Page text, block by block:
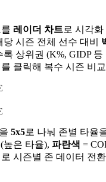
레이더 차트로 시각화
시즌 전체 선수 대비
록 상위권 (K%, GIDP
클릭해 복수 시즌 비
5x5로 나눠 존별 타율
높은 타율), 파란색 =
시즌별 존 데이터 전환